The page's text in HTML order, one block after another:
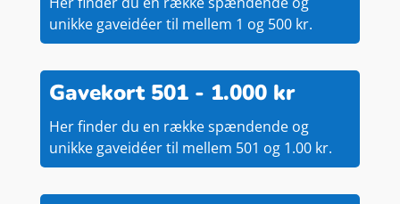
unikke gaveidéer til mellem 1 og 500 kr.
Gavekort 501 - 1.000 kr
Her finder du en række spændende og
unikke gaveidéer til mellem 501 og 1.00 kr.